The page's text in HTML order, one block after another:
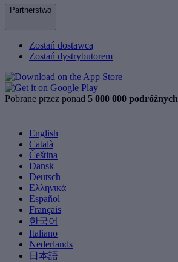
Partnerstwo
Zostań dostawcą
Zostań dystrybutorem
Pobrane przez ponad 5 000 000 podróżnych
English
Català
Čeština
Dansk
Deutsch
Ελληνικά
Español
Français
한국어
Italiano
Nederlands
日本語